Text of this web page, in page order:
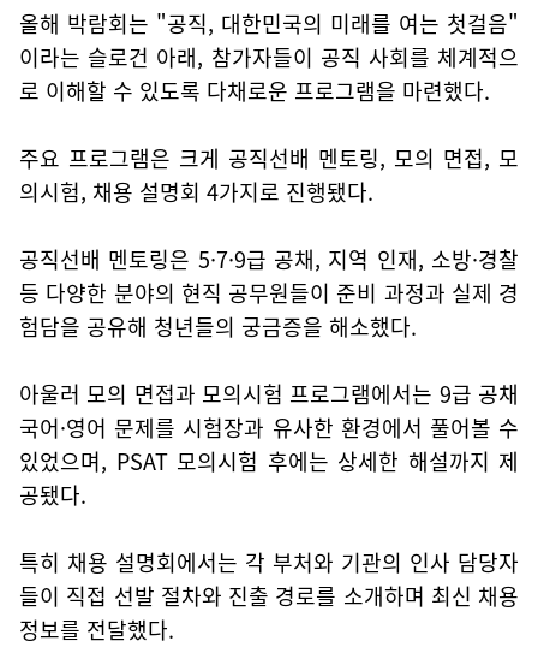
올해 박람회는 "공직, 대한민국의 미래를 여는 첫걸음"
이라는 슬로건 아래, 참가자들이 공직 사회를 체계적으
로 이해할 수 있도록 다채로운 프로그램을 마련했다.
주요 프로그램은 크게 공직선배 멘토링, 모의 면접, 모
의시험, 채용 설명회 4가지로 진행됐다.
공직선배 멘토링은 5·7·9급 공채, 지역 인재, 소방·경찰
등 다양한 분야의 현직 공무원들이 준비 과정과 실제 경
험담을 공유해 청년들의 궁금증을 해소했다.
아울러 모의 면접과 모의시험 프로그램에서는 9급 공채
국어·영어 문제를 시험장과 유사한 환경에서 풀어볼 수
있었으며, PSAT 모의시험 후에는 상세한 해설까지 제
공됐다.
특히 채용 설명회에서는 각 부처와 기관의 인사 담당자
들이 직접 선발 절차와 진출 경로를 소개하며 최신 채용
정보를 전달했다.